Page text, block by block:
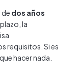
de dos años
la
requisitos. Si es
hacer nada.